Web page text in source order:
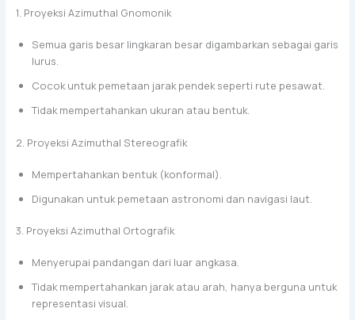
1. Proyeksi Azimuthal Gnomonik
Semua garis besar lingkaran besar digambarkan sebagai garis
lurus.
Cocok untuk pemetaan jarak pendek seperti rute pesawat.
Tidak mempertahankan ukuran atau bentuk.
2. Proyeksi Azimuthal Stereografik
Mempertahankan bentuk (konformal).
Digunakan untuk pemetaan astronomi dan navigasi laut.
3. Proyeksi Azimuthal Ortografik
Menyerupai pandangan dari luar angkasa.
Tidak mempertahankan jarak atau arah, hanya berguna untuk
representasi visual.